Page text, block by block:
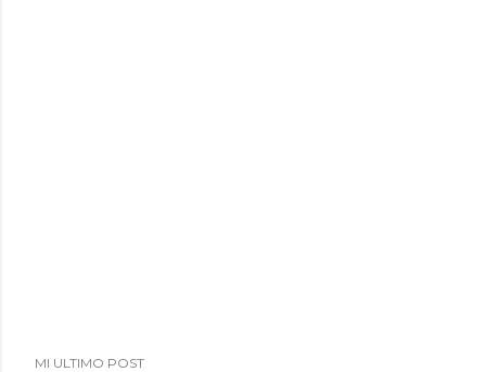
MI ULTIMO POST